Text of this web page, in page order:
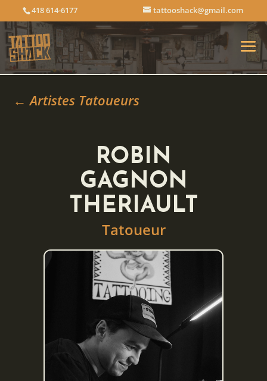
418 614-6177 tattooshack@gmail.com
← Artistes Tatoueurs
ROBIN
GAGNON
THERIAULT
Tatoueur